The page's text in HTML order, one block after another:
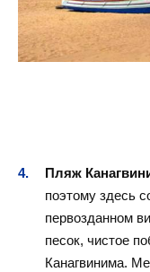
Пляж
поэтому здесь
первозданном
песок, чистое
Канагвинима.